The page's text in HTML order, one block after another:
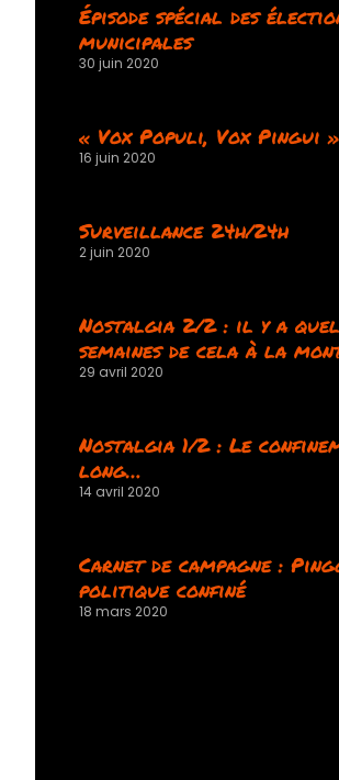
Épisode spécial des
municipales
30 juin 2020
« Vox Populi, Vox Pingui »
16 juin 2020
Surveillance 24h/24h
2 juin 2020
Nostalgia 2/2 : il y a
semaines de cela à la
29 avril 2020
Nostalgia 1/2 : Le
long…
14 avril 2020
Carnet de campagne :
politique confiné
18 mars 2020